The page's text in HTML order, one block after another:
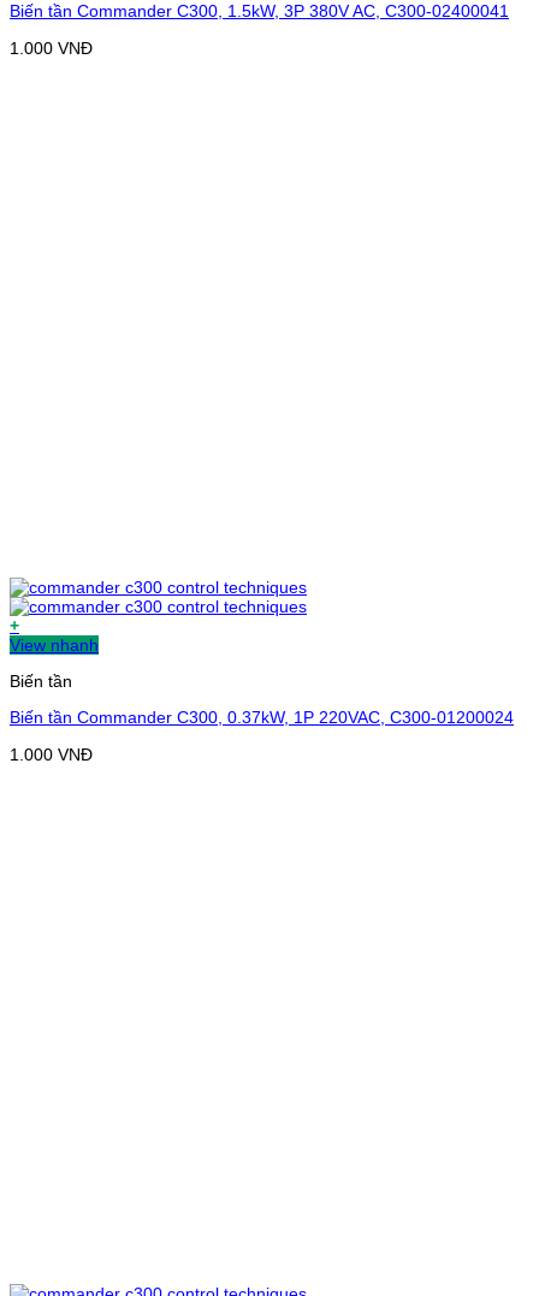
Biến tần Commander C300, 1.5kW, 3P 380V AC, C300-02400041
1.000 VNĐ
+
View nhanh
Biến tần
Biến tần Commander C300, 0.37kW, 1P 220VAC, C300-01200024
1.000 VNĐ